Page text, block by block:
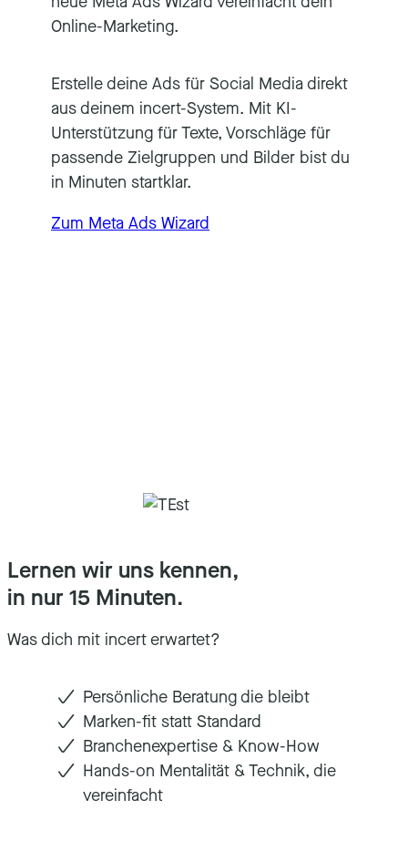
Online-Marketing.
Erstelle deine Ads für Social Media direkt
aus deinem incert-System. Mit KI-
Unterstützung für Texte, Vorschläge für
passende Zielgruppen und Bilder bist du
in Minuten startklar.
Zum Meta Ads Wizard
Lernen wir uns kennen,
in nur 15 Minuten.
Was dich mit incert erwartet?
Persönliche Beratung die bleibt
Marken-fit statt Standard
Branchenexpertise & Know-How
Hands-on Mentalität & Technik, die
vereinfacht